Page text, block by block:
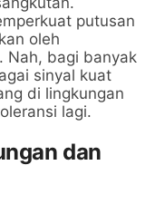
putusan
oleh
Nah, bagi banyak
sinyal kuat
di lingkungan
lagi.
dan